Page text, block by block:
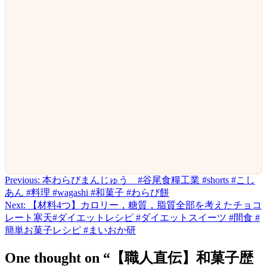
投
稿
ナ
ゲ
Previous: 本わらびまんじゅう #谷尾食糧工業 #shorts #こし
あん #料理 #wagashi #和菓子 #わらび餅
Next:
【材料4つ】カロリー，糖質，脂質全部を考えたチョコ
レート寒天#ダイエットレシピ #ダイエットスイーツ #間食 #
簡単お菓子レシピ #まいおか研
One thought on “ 【職人直伝】和菓子歴